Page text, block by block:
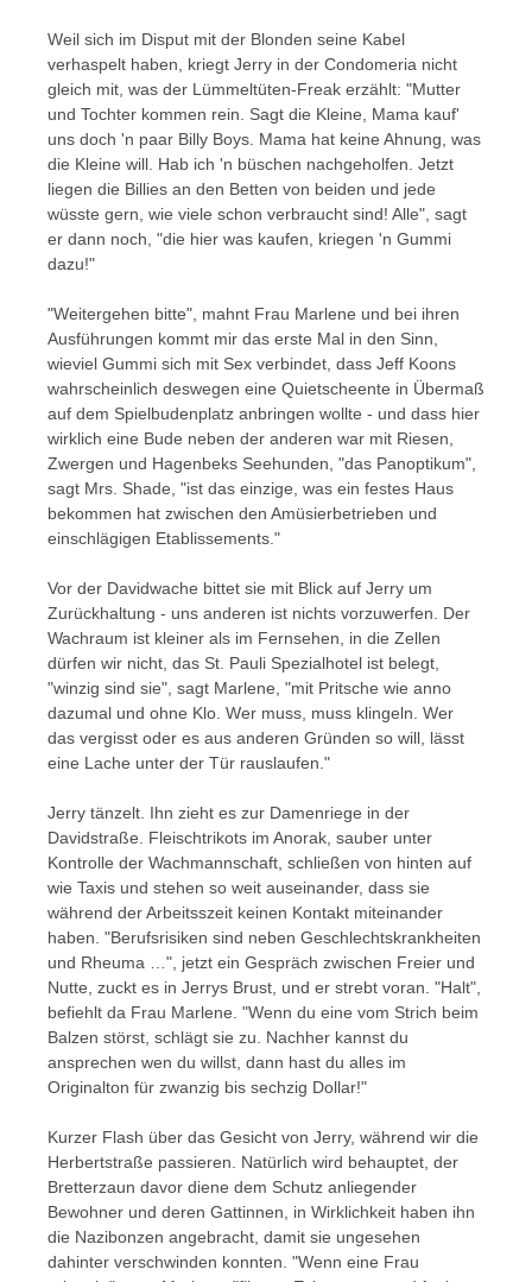
Weil sich im Disput mit der Blonden seine Kabel
verhaspelt haben, kriegt Jerry in der Condomeria nicht
gleich mit, was der Lümmeltüten-Freak erzählt: "Mutter
und Tochter kommen rein. Sagt die Kleine, Mama kauf'
uns doch 'n paar Billy Boys. Mama hat keine Ahnung, was
die Kleine will. Hab ich 'n büschen nachgeholfen. Jetzt
liegen die Billies an den Betten von beiden und jede
wüsste gern, wie viele schon verbraucht sind! Alle", sagt
er dann noch, "die hier was kaufen, kriegen 'n Gummi
dazu!"
"Weitergehen bitte", mahnt Frau Marlene und bei ihren
Ausführungen kommt mir das erste Mal in den Sinn,
wieviel Gummi sich mit Sex verbindet, dass Jeff Koons
wahrscheinlich deswegen eine Quietscheente in Übermaß
auf dem Spielbudenplatz anbringen wollte - und dass hier
wirklich eine Bude neben der anderen war mit Riesen,
Zwergen und Hagenbeks Seehunden, "das Panoptikum",
sagt Mrs. Shade, "ist das einzige, was ein festes Haus
bekommen hat zwischen den Amüsierbetrieben und
einschlägigen Etablissements."
Vor der Davidwache bittet sie mit Blick auf Jerry um
Zurückhaltung - uns anderen ist nichts vorzuwerfen. Der
Wachraum ist kleiner als im Fernsehen, in die Zellen
dürfen wir nicht, das St. Pauli Spezialhotel ist belegt,
"winzig sind sie", sagt Marlene, "mit Pritsche wie anno
dazumal und ohne Klo. Wer muss, muss klingeln. Wer
das vergisst oder es aus anderen Gründen so will, lässt
eine Lache unter der Tür rauslaufen."
Jerry tänzelt. Ihn zieht es zur Damenriege in der
Davidstraße. Fleischtrikots im Anorak, sauber unter
Kontrolle der Wachmannschaft, schließen von hinten auf
wie Taxis und stehen so weit auseinander, dass sie
während der Arbeitsszeit keinen Kontakt miteinander
haben. "Berufsrisiken sind neben Geschlechtskrankheiten
und Rheuma …", jetzt ein Gespräch zwischen Freier und
Nutte, zuckt es in Jerrys Brust, und er strebt voran. "Halt",
befiehlt da Frau Marlene. "Wenn du eine vom Strich beim
Balzen störst, schlägt sie zu. Nachher kannst du
ansprechen wen du willst, dann hast du alles im
Originalton für zwanzig bis sechzig Dollar!"
Kurzer Flash über das Gesicht von Jerry, während wir die
Herbertstraße passieren. Natürlich wird behauptet, der
Bretterzaun davor diene dem Schutz anliegender
Bewohner und deren Gattinnen, in Wirklichkeit haben ihn
die Nazibonzen angebracht, damit sie ungesehen
dahinter verschwinden konnten. "Wenn eine Frau